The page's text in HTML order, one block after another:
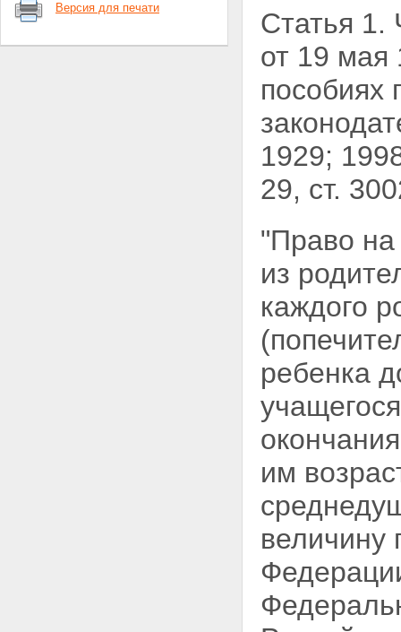
Версия для печати
Статья 1.
от 19 мая
1929;
29, ст.
"Право
из
каждого
ребенка
им
величину